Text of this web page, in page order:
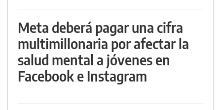
Meta deberá pagar una cifra
multimillonaria por afectar la
salud mental a jóvenes en
Facebook e Instagram